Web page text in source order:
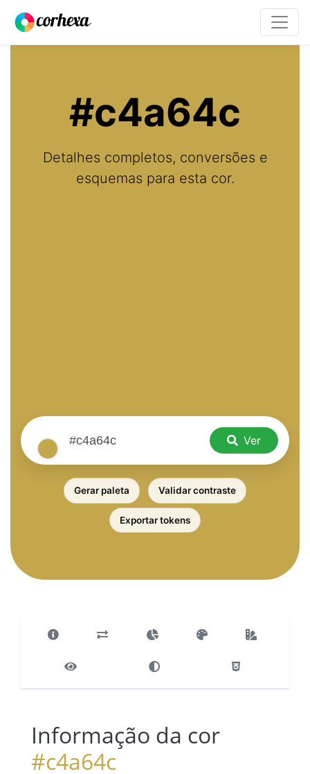
#c4a64c
Detalhes completos, conversões e
esquemas para esta cor.
Ver
Gerar paleta Validar contraste
Exportar tokens
Informação da cor
#c4a64c